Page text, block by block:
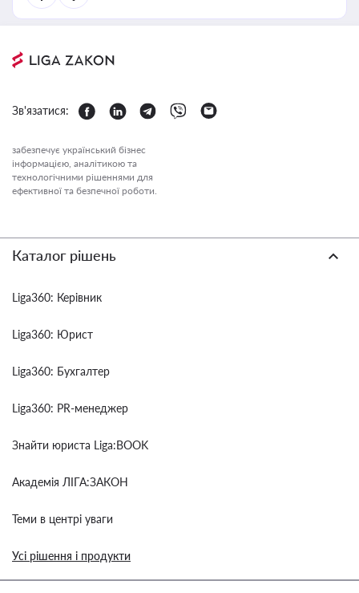
Зв'язатися:
забезпечує український бізнес
інформацією, аналітикою та
технологічними рішеннями для
ефективної та безпечної роботи.
Каталог рішень
Liga360: Керівник
Liga360: Юрист
Liga360: Бухгалтер
Liga360: PR-менеджер
Знайти юриста Liga:BOOK
Академія ЛІГА:ЗАКОН
Теми в центрі уваги
Усі рішення і продукти